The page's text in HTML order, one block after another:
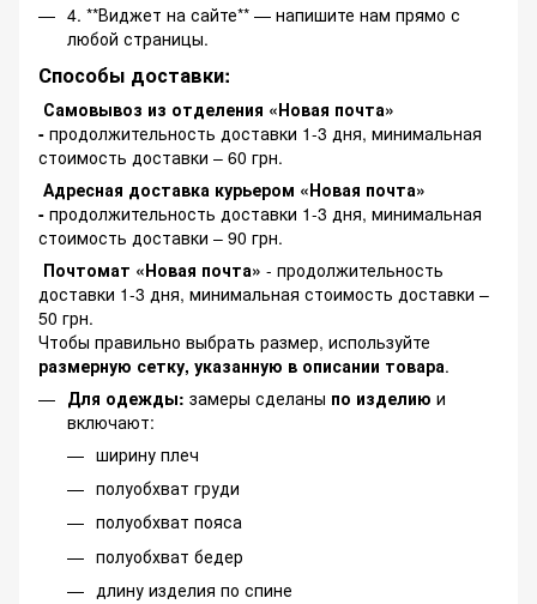
4. **Виджет на сайте** — напишите нам прямо с
любой страницы.
Способы доставки:
Самовывоз из отделения «Новая почта»
- продолжительность доставки 1-3 дня, минимальная
стоимость доставки – 60 грн.
Адресная доставка курьером «Новая почта»
- продолжительность доставки 1-3 дня, минимальная
стоимость доставки – 90 грн.
Почтомат «Новая почта» - продолжительность
доставки 1-3 дня, минимальная стоимость доставки –
50 грн.
Чтобы правильно выбрать размер, используйте
размерную сетку, указанную в описании товара.
Для одежды: замеры сделаны по изделию и
включают:
ширину плеч
полуобхват груди
полуобхват пояса
полуобхват бедер
длину изделия по спине